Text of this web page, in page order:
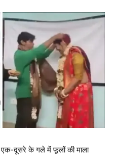
एक-दूसरे के गले में फूलों की माला